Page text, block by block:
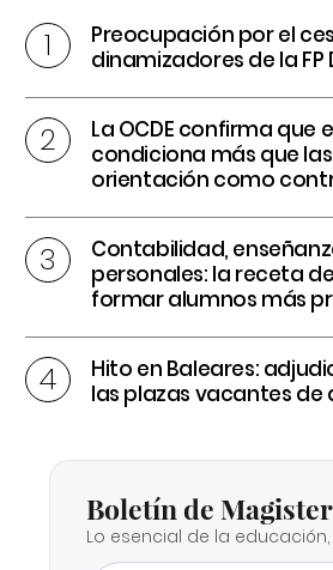
Preocupación por el
dinamizadores de la FP
La OCDE confirma que
condiciona más que
orientación como
Contabilidad,
personales: la receta
formar alumnos más
Hito en Baleares:
las plazas vacantes de
Boletín de
Lo esencial de la